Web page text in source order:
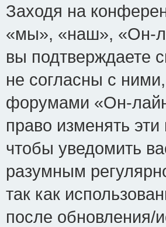
Заходя на
«мы», «наш», «Он-
вы подтверждаете
не согласны с
форумами «Он-
право изменять
чтобы уведомить
разумным
так как
после обновления/